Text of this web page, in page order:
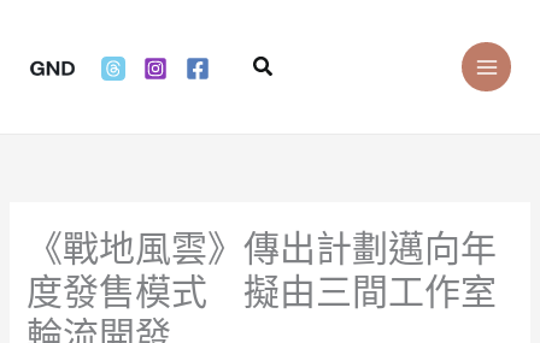
content
Search
《戰地風雲》傳出計劃邁向年
度發售模式 擬由三間工作室